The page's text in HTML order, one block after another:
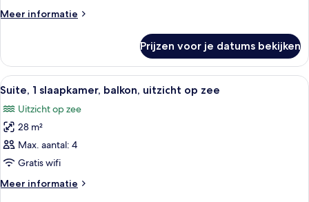
Meer informatie
Meer
1
slaapkamer,
balkon
Prijzen voor je datums bekijken
Alle
foto's
voor
Suite,
1
slaapkamer,
balkon,
uitzicht
Een hotelkamer met een groot bed,
9
Suite, 1 slaapkamer, balkon, uitzicht op zee
Uitzicht op zee
28 m²
Max. aantal: 4
Gratis wifi
Meer informatie
Meer